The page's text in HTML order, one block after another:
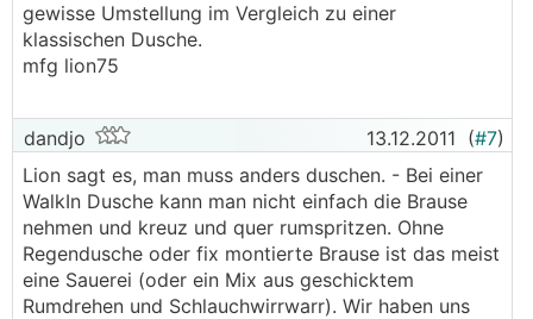
gewisse Umstellung im Vergleich zu einer
klassischen Dusche.
mfg lion75
dandjo 13.12.2011 (#7)
Lion sagt es, man muss anders duschen. - Bei einer
WalkIn Dusche kann man nicht einfach die Brause
nehmen und kreuz und quer rumspritzen. Ohne
Regendusche oder fix montierte Brause ist das meist
eine Sauerei (oder ein Mix aus geschicktem
Rumdrehen und Schlauchwirrwarr). Wir haben uns